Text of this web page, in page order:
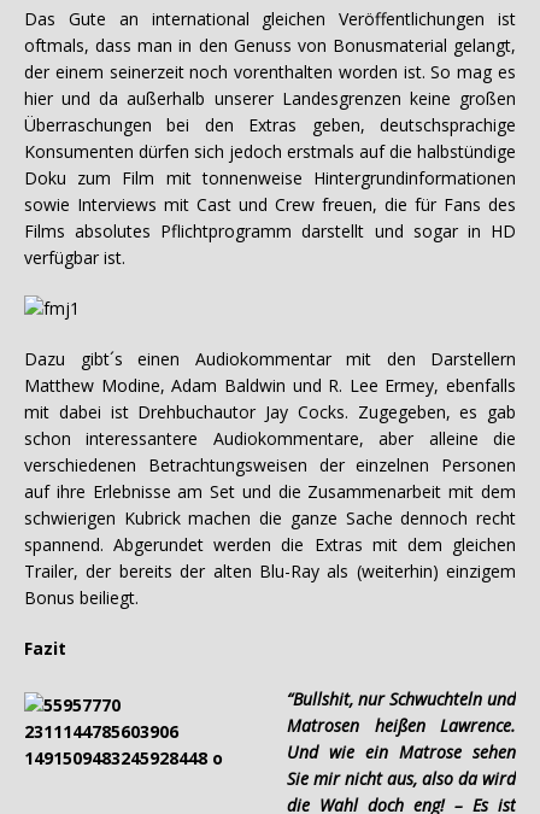
Das Gute an international gleichen Veröffentlichungen ist
oftmals, dass man in den Genuss von Bonusmaterial gelangt,
der einem seinerzeit noch vorenthalten worden ist. So mag es
hier und da außerhalb unserer Landesgrenzen keine großen
Überraschungen bei den Extras geben, deutschsprachige
Konsumenten dürfen sich jedoch erstmals auf die halbstündige
Doku zum Film mit tonnenweise Hintergrundinformationen
sowie Interviews mit Cast und Crew freuen, die für Fans des
Films absolutes Pflichtprogramm darstellt und sogar in HD
verfügbar ist.
Dazu gibt´s einen Audiokommentar mit den Darstellern
Matthew Modine, Adam Baldwin und R. Lee Ermey, ebenfalls
mit dabei ist Drehbuchautor Jay Cocks. Zugegeben, es gab
schon interessantere Audiokommentare, aber alleine die
verschiedenen Betrachtungsweisen der einzelnen Personen
auf ihre Erlebnisse am Set und die Zusammenarbeit mit dem
schwierigen Kubrick machen die ganze Sache dennoch recht
spannend. Abgerundet werden die Extras mit dem gleichen
Trailer, der bereits der alten Blu-Ray als (weiterhin) einzigem
Bonus beiliegt.
Fazit
“Bullshit, nur Schwuchteln und
Matrosen heißen Lawrence.
Und wie ein Matrose sehen
Sie mir nicht aus, also da wird
die Wahl doch eng! – Es ist